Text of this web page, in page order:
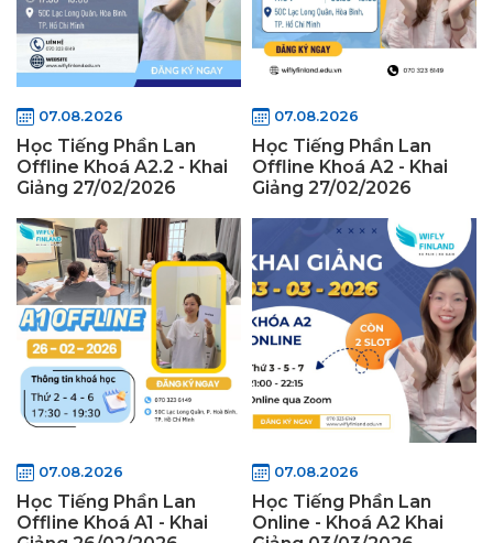
07.08.2026
Học Tiếng Phần Lan
Offline Khoá A2.2 - Khai
Giảng 27/02/2026
07.08.2026
Học Tiếng Phần Lan
Offline Khoá A2 - Khai
Giảng 27/02/2026
07.08.2026
Học Tiếng Phần Lan
Offline Khoá A1 - Khai
07.08.2026
Học Tiếng Phần Lan
Online - Khoá A2 Khai